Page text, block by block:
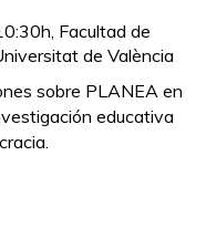
Facultad de
de València
sobre PLANEA en
educativa